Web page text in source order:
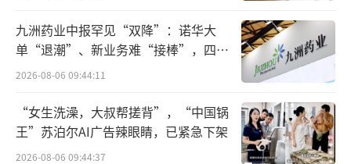
当然，也需要客观认识到，药品研发具有
高投入、高风险、长周期的特点。目前黑黄赤
珠颗粒仅获准进入临床试验阶段，后续还需完
成各期临床试验，并经国家药监局审评审批通
过后方可上市。其对公司的近期业绩不会产生
重大影响，最终的市场前景取决于临床试验的
九洲药业中报罕见“双降”：诺华大
单“退潮”、新业务难“接棒”，四大
难关待闯
2026-08-06 09:44:11
“女生洗澡，大叔帮搓背”，“中国锅
王”苏泊尔AI广告辣眼睛，已紧急下架
2026-08-06 09:44:37